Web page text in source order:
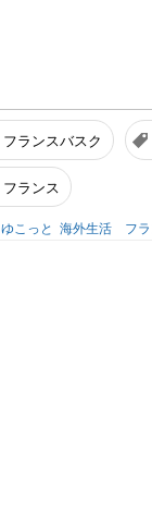
フランスバスク
フランス
ゆこっと 海外生活 フラ